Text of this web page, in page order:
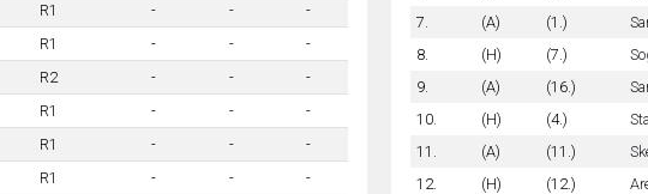
R1 - -
-
R1 - -
-
R2 - -
-
R1 - -
-
R1 - -
-
R1 - -
-
7.
(A) (1.)
8.
(H) (7.)
9.
(A) (16.)
10.
(H) (4.)
11.
(A) (11.)
12.
(H) (12.)